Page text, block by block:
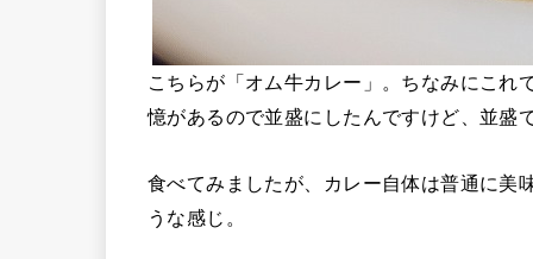
こちらが「オム牛カレー」。ちなみにこ
憶があるので並盛にしたんですけど、並
食べてみましたが、カレー自体は普通に美
うな感じ。